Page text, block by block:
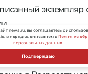
экземпляр
документ,
выкуп.
news.ru, вы соглашаетесь с
в порядке, описанном вПолитике
персональных данных.
Подтверждаю